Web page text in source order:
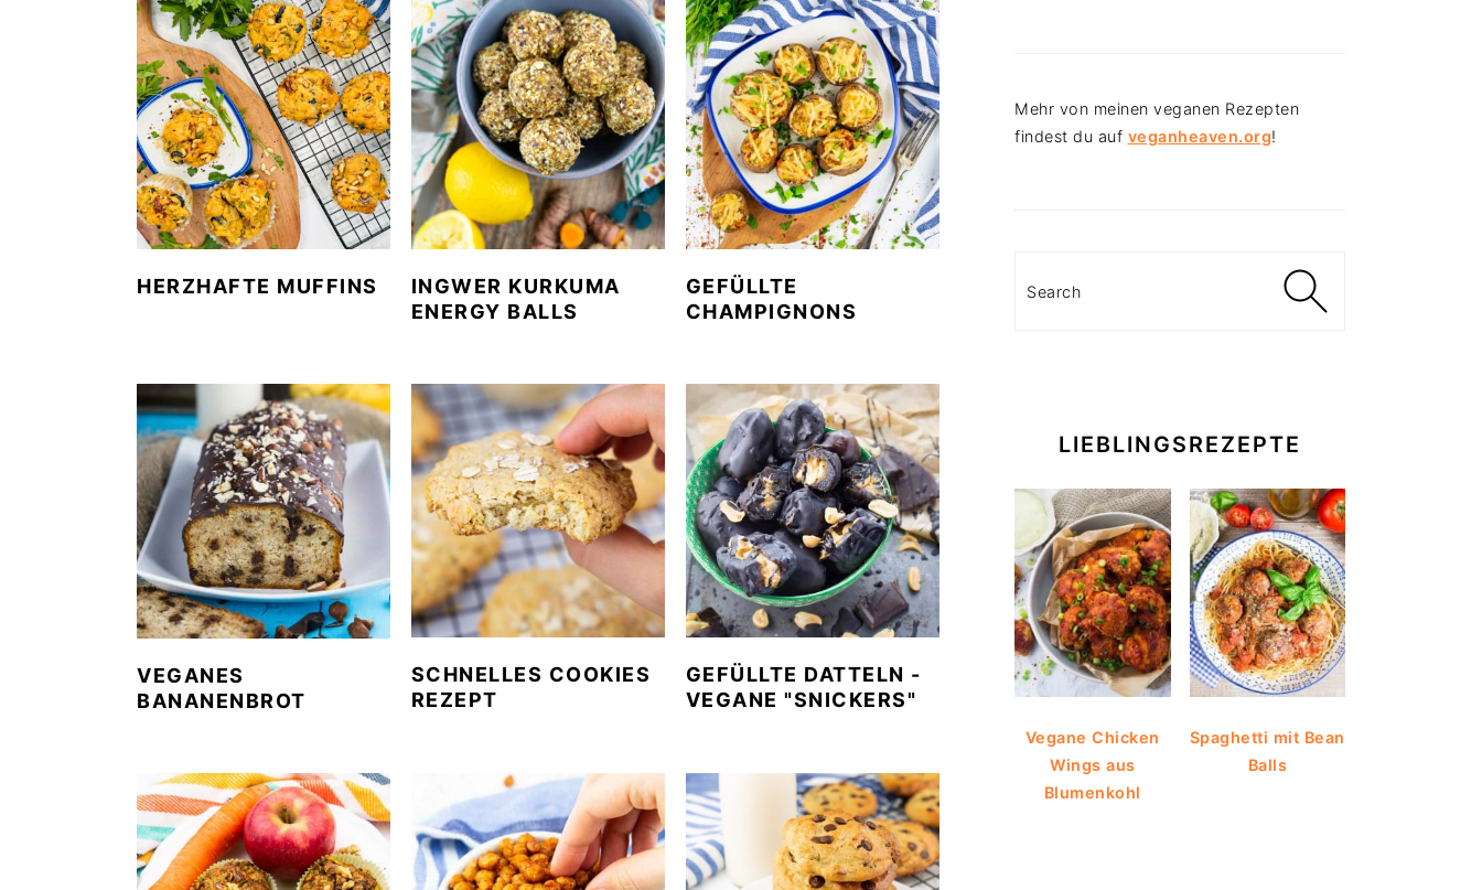
HERZHAFTE MUFFINS
INGWER KURKUMA
ENERGY BALLS
GEFÜLLTE
CHAMPIGNONS
VEGANES
BANANENBROT
SCHNELLES COOKIES
REZEPT
GEFÜLLTE DATTELN -
VEGANE "SNICKERS"
Mehr von meinen veganen Rezepten
findest du auf veganheaven.org!
LIEBLINGSREZEPTE
Vegane Chicken
Wings aus
Blumenkohl
Spaghetti mit Bean
Balls